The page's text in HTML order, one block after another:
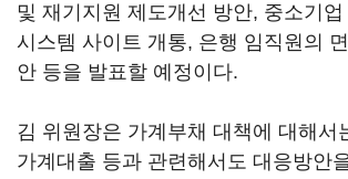
및 재기지원 제도개선 방안, 중소기
시스템 사이트 개통, 은행 임직원의
안 등을 발표할 예정이다.
김 위원장은 가계부채 대책에 대해서
가계대출 등과 관련해서도 대응방안